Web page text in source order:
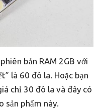
bản RAM 2GB với
là 60 đô la. Hoặc bạn
chỉ 30 đô la và đây có
sản phẩm này.